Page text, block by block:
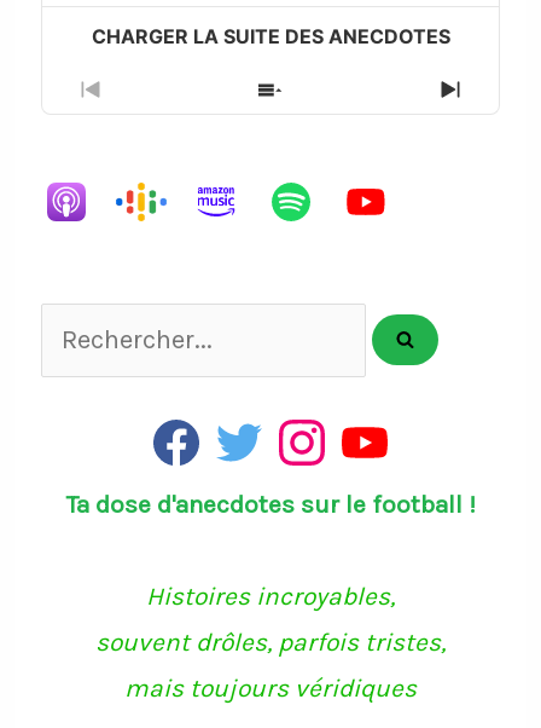
Previous
Episode
Show
Episodes
Next
Episode
Rechercher...
F
a
e
w
t
I
n
t
m
Y
T
Ta dose d'anecdotes sur le football !
Histoires incroyables,
souvent drôles, parfois tristes,
mais toujours véridiques